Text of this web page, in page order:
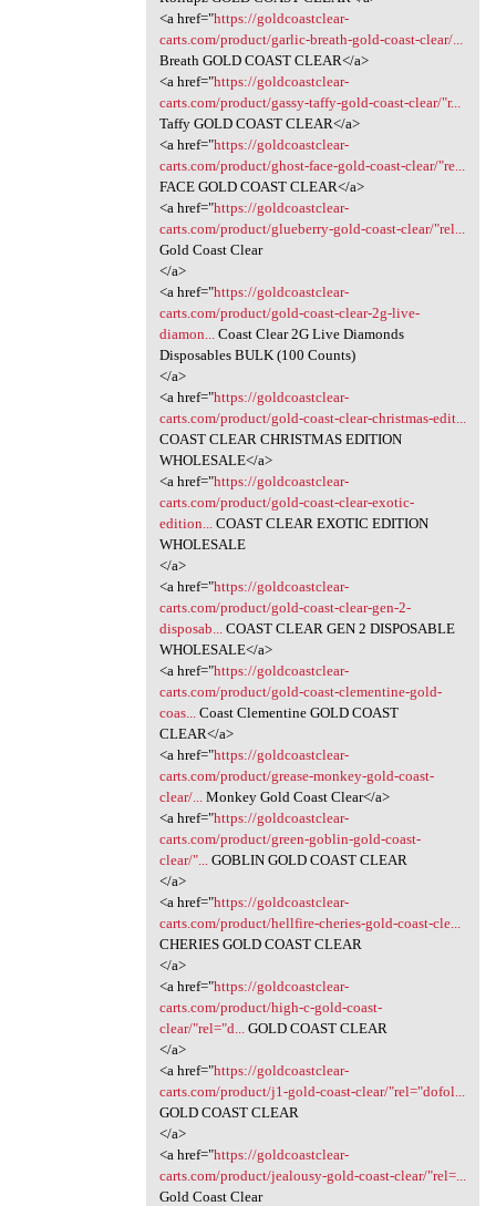
<a href="https://goldcoastclear-
carts.com/product/garlic-breath-gold-coast-clear/...
Breath GOLD COAST CLEAR</a>
<a href="https://goldcoastclear-
carts.com/product/gassy-taffy-gold-coast-clear/"r...
Taffy GOLD COAST CLEAR</a>
<a href="https://goldcoastclear-
carts.com/product/ghost-face-gold-coast-clear/"re...
FACE GOLD COAST CLEAR</a>
<a href="https://goldcoastclear-
carts.com/product/glueberry-gold-coast-clear/"rel...
Gold Coast Clear
</a>
<a href="https://goldcoastclear-
carts.com/product/gold-coast-clear-2g-live-
diamon...
Coast Clear 2G Live Diamonds
Disposables BULK (100 Counts)
</a>
<a href="https://goldcoastclear-
carts.com/product/gold-coast-clear-christmas-edit...
COAST CLEAR CHRISTMAS EDITION
WHOLESALE</a>
<a href="https://goldcoastclear-
carts.com/product/gold-coast-clear-exotic-
edition...
COAST CLEAR EXOTIC EDITION
WHOLESALE
</a>
<a href="https://goldcoastclear-
carts.com/product/gold-coast-clear-gen-2-
disposab...
COAST CLEAR GEN 2 DISPOSABLE
WHOLESALE</a>
<a href="https://goldcoastclear-
carts.com/product/gold-coast-clementine-gold-
coas...
Coast Clementine GOLD COAST
CLEAR</a>
<a href="https://goldcoastclear-
carts.com/product/grease-monkey-gold-coast-
clear/...
Monkey Gold Coast Clear</a>
<a href="https://goldcoastclear-
carts.com/product/green-goblin-gold-coast-
clear/"...
GOBLIN GOLD COAST CLEAR
</a>
<a href="https://goldcoastclear-
carts.com/product/hellfire-cheries-gold-coast-cle...
CHERIES GOLD COAST CLEAR
</a>
<a href="https://goldcoastclear-
carts.com/product/high-c-gold-coast-
clear/"rel="d...
GOLD COAST CLEAR
</a>
<a href="https://goldcoastclear-
carts.com/product/j1-gold-coast-clear/"rel="dofol...
GOLD COAST CLEAR
</a>
<a href="https://goldcoastclear-
carts.com/product/jealousy-gold-coast-clear/"rel=...
Gold Coast Clear